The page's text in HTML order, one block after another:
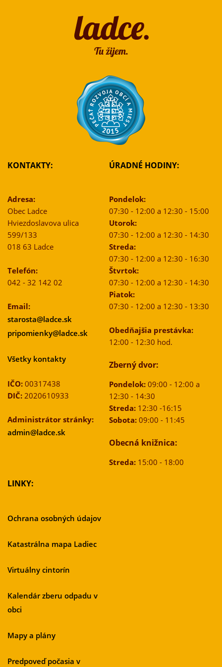
KONTAKTY:
Adresa:
Obec Ladce
Hviezdoslavova ulica
599/133
018 63 Ladce
Telefón:
042 - 32 142 02
Email:
starosta@ladce.sk
pripomienky@ladce.sk
Všetky kontakty
IČO: 00317438
DIČ: 2020610933
Administrátor stránky:
admin@ladce.sk
ÚRADNÉ HODINY:
Pondelok:
07:30 - 12:00 a 12:30 - 15:00
Utorok:
07:30 - 12:00 a 12:30 - 14:30
Streda:
07:30 - 12:00 a 12:30 - 16:30
Štvrtok:
07:30 - 12:00 a 12:30 - 14:30
Piatok:
07:30 - 12:00 a 12:30 - 13:30
Obedňajšia prestávka:
12:00 - 12:30 hod.
Zberný dvor:
Pondelok:09:00 - 12:00 a
12:30 - 14:30
Streda:12:30 -16:15
Sobota:09:00 - 11:45
Obecná knižnica:
Streda:15:00 - 18:00
LINKY:
Ochrana osobných údajov
Katastrálna mapa Ladiec
Virtuálny cintorín
Kalendár zberu odpadu v
obci
Mapy a plány
Predpoveď počasia v